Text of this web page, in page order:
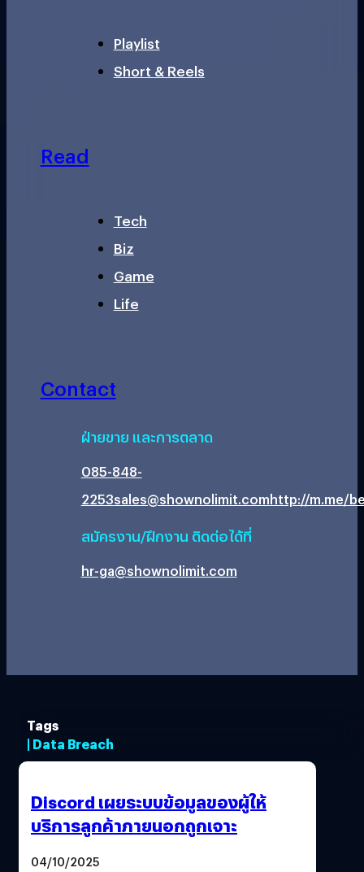
Playlist
Short & Reels
Read
Tech
Biz
Game
Life
Contact
ฝ่ายขาย และการตลาด
085-848-
2253sales@shownolimit.comhttp://m.me/
สมัครงาน/ฝึกงาน ติดต่อได้ที่
hr-ga@shownolimit.com
Tags
| Data Breach
Discord เผยระบบข้อมูลของผู้ให้
บริการลูกค้าภายนอกถูกเจาะ
04/10/2025